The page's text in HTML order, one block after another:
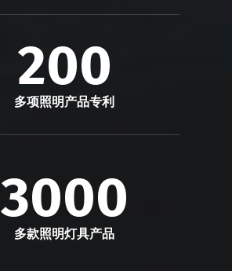
200
多项照明产品专利
3000
多款照明灯具产品